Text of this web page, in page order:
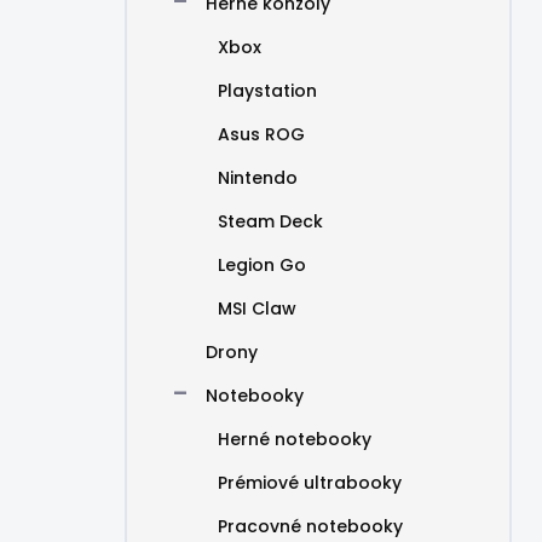
Xbox
Playstation
Asus ROG
Nintendo
Steam Deck
Legion Go
MSI Claw
Drony
Notebooky
Herné notebooky
Prémiové ultrabooky
Pracovné notebooky